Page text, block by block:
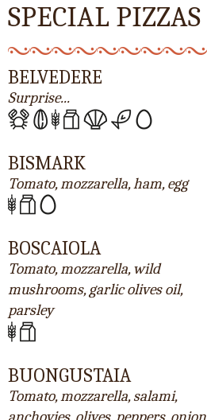
SPECIAL PIZZAS
BELVEDERE
Surprise...
BISMARK
Tomato, mozzarella, ham, egg
BOSCAIOLA
Tomato, mozzarella, wild
mushrooms, garlic olives oil,
parsley
BUONGUSTAIA
Tomato, mozzarella, salami,